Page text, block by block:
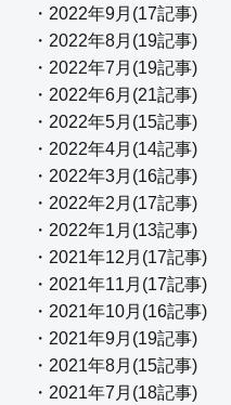
・2022年9月(17記事)
・2022年8月(19記事)
・2022年7月(19記事)
・2022年6月(21記事)
・2022年5月(15記事)
・2022年4月(14記事)
・2022年3月(16記事)
・2022年2月(17記事)
・2022年1月(13記事)
・2021年12月(17記事)
・2021年11月(17記事)
・2021年10月(16記事)
・2021年9月(19記事)
・2021年8月(15記事)
・2021年7月(18記事)